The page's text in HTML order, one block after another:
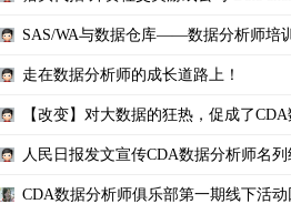
SAS/WA与数据仓库——数据分析师培
走在数据分析师的成长道路上！
【改变】对大数据的狂热，促成了
人民日报发文宣传CDA数据分析师名列
CDA数据分析师俱乐部第一期线下活动